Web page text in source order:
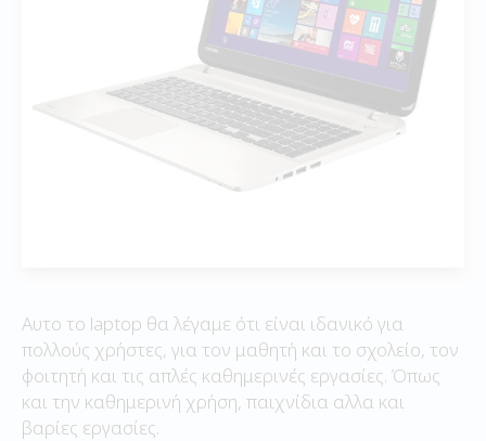
Αυτο το laptop θα λέγαμε ότι είναι ιδανικό για
πολλούς χρήστες, για τον μαθητή και το σχολείο, τον
φοιτητή και τις απλές καθημερινές εργασίες. Όπως
και την καθημερινή χρήση, παιχνίδια αλλα και
βαρίες εργασίες.